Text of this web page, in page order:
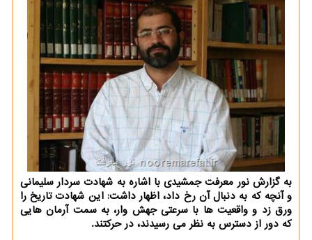
به گزارش نور معرفت جمشیدی با اشاره به شهادت سردار سلیمانی
و آنچه كه به دنبال آن رخ داد، اظهار داشت: این شهادت تاریخ را
ورق زد و واقعیت ها با سرعتی جهش وار، به سمت آرمان هایی
كه دور از دسترس به نظر می رسیدند، در حركتند.